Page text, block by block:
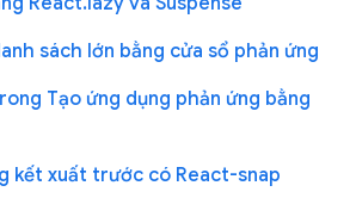
sách lớn bằng cửa sổ phản ứng
Tạo ứng dụng phản ứng bằng
kết xuất trước có React-snap